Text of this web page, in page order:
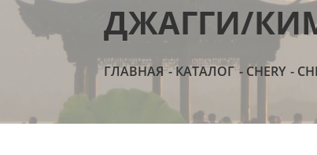
ДЖАГГИ/
ГЛАВНАЯ КАТАЛОГ CHERY